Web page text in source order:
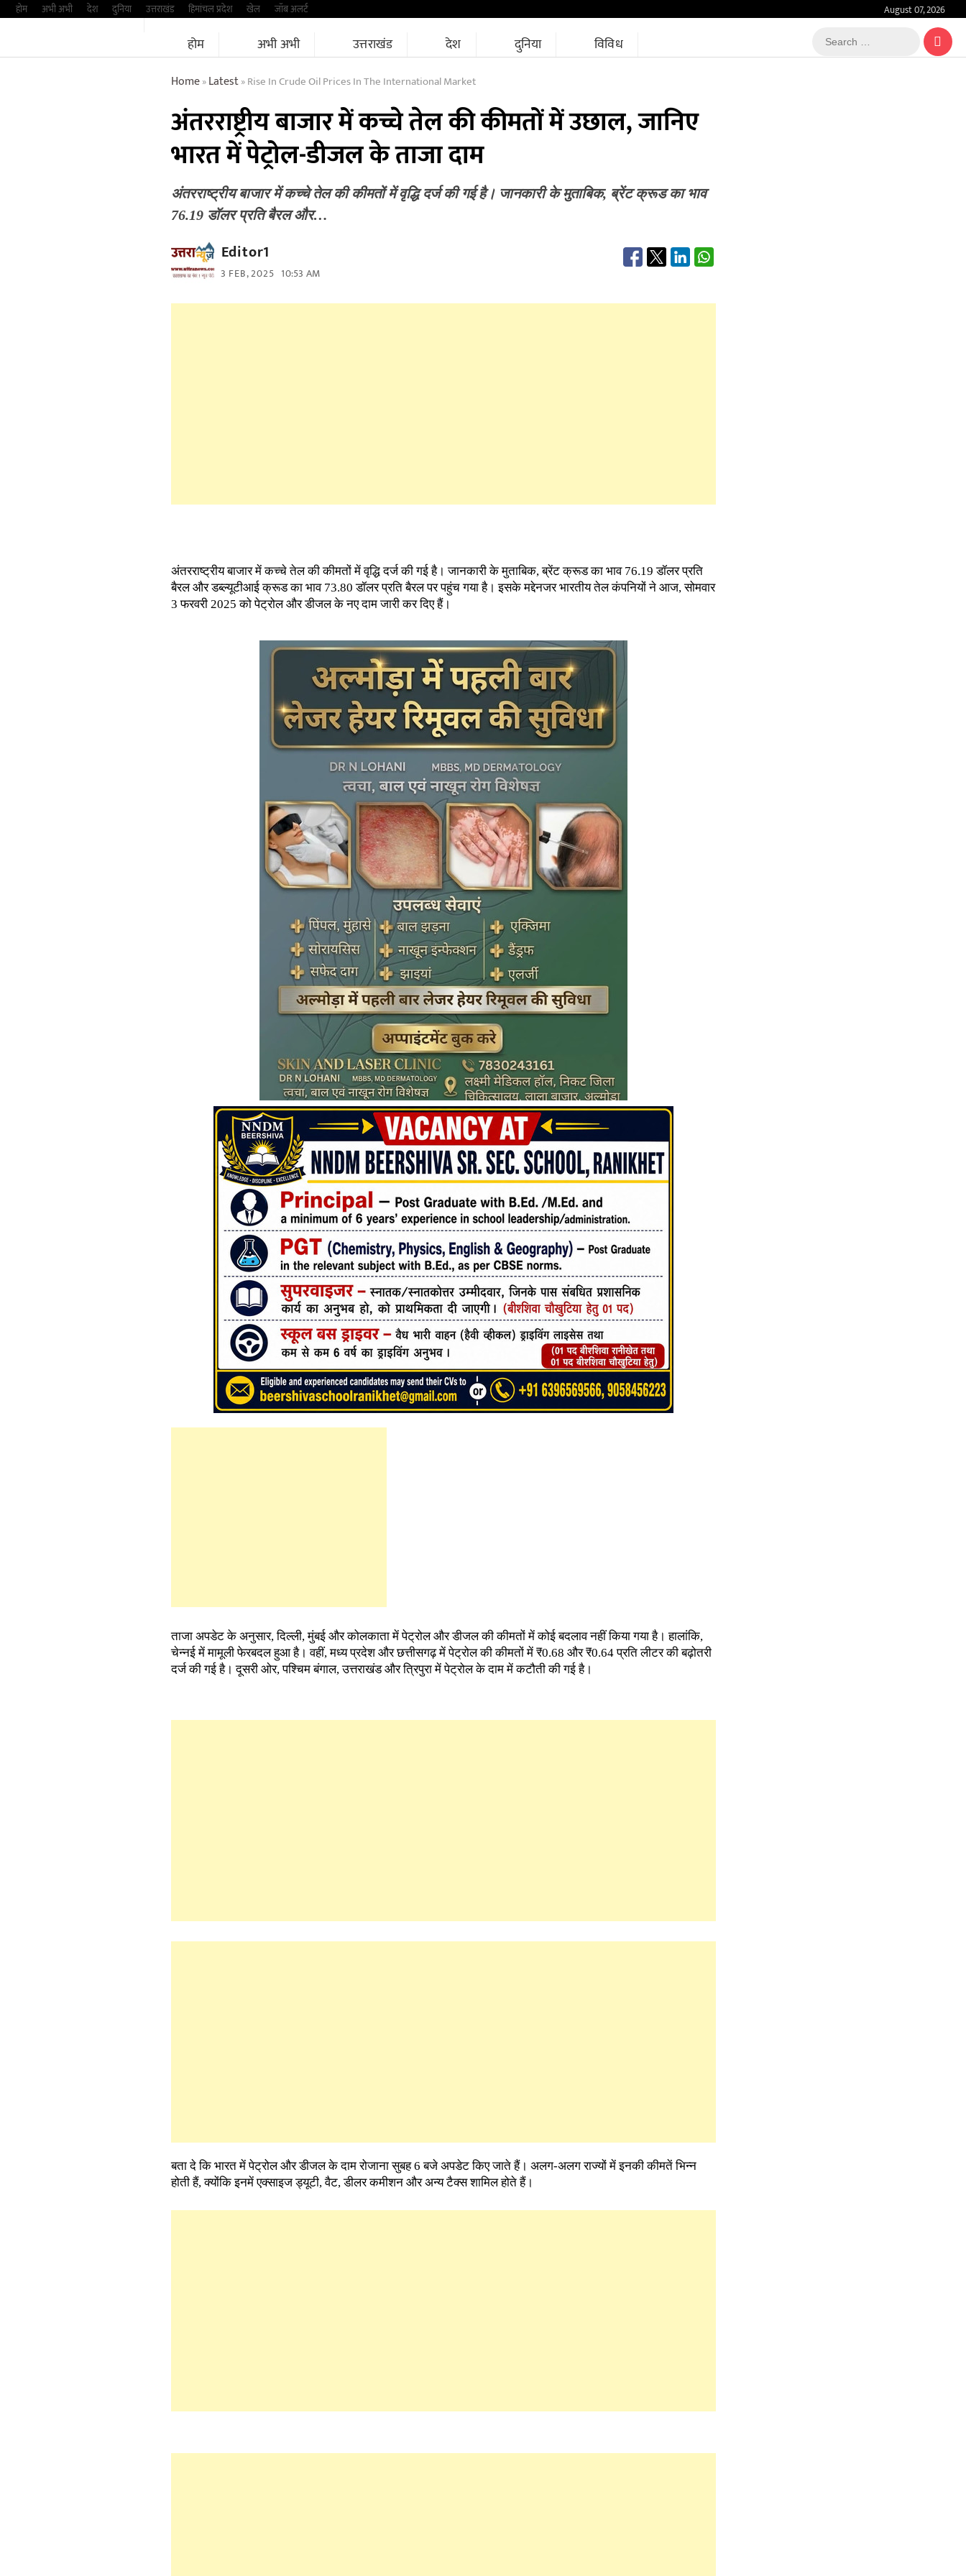
Skipहोम अभी अभी देश दुनिया उत्तराखंड हिमांचल प्रदेश खेल जॉब अलर्ट August 07, 2026
होम अभी अभी उत्तराखंड देश दुनिया विविध
Search
…
Home»Latest»Rise In Crude Oil Prices In The International Market
अंतरराष्ट्रीय बाजार में कच्चे तेल की कीमतों में उछाल, जानिए
भारत में पेट्रोल-डीजल के ताजा दाम
अंतरराष्ट्रीय बाजार में कच्चे तेल की कीमतों में वृद्धि दर्ज की गई है। जानकारी के मुताबिक, ब्रेंट क्रूड का भाव
76.19 डॉलर प्रति बैरल और…
Editor1
3 FEB, 2025 10:53 AM
अंतरराष्ट्रीय बाजार में कच्चे तेल की कीमतों में वृद्धि दर्ज की गई है। जानकारी के मुताबिक, ब्रेंट क्रूड का भाव 76.19 डॉलर प्रति
बैरल और डब्ल्यूटीआई क्रूड का भाव 73.80 डॉलर प्रति बैरल पर पहुंच गया है। इसके मद्देनजर भारतीय तेल कंपनियों ने आज, सोमवार
3 फरवरी 2025 को पेट्रोल और डीजल के नए दाम जारी कर दिए हैं।
ताजा अपडेट के अनुसार, दिल्ली, मुंबई और कोलकाता में पेट्रोल और डीजल की कीमतों में कोई बदलाव नहीं किया गया है। हालांकि,
चेन्नई में मामूली फेरबदल हुआ है। वहीं, मध्य प्रदेश और छत्तीसगढ़ में पेट्रोल की कीमतों में ₹0.68 और ₹0.64 प्रति लीटर की बढ़ोतरी
दर्ज की गई है। दूसरी ओर, पश्चिम बंगाल, उत्तराखंड और त्रिपुरा में पेट्रोल के दाम में कटौती की गई है।
बता दे कि भारत में पेट्रोल और डीजल के दाम रोजाना सुबह 6 बजे अपडेट किए जाते हैं। अलग-अलग राज्यों में इनकी कीमतें भिन्न
होती हैं, क्योंकि इनमें एक्साइज ड्यूटी, वैट, डीलर कमीशन और अन्य टैक्स शामिल होते हैं।